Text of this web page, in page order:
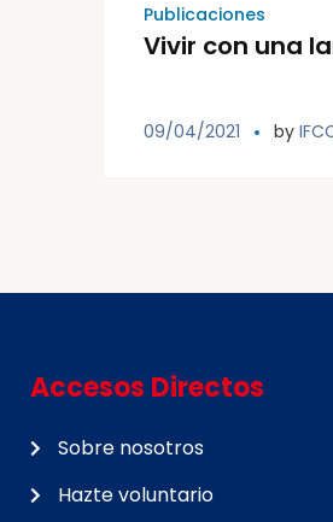
Publicaciones
Vivir con una
09/04/2021 by
Accesos Directos
Sobre nosotros
Hazte voluntario